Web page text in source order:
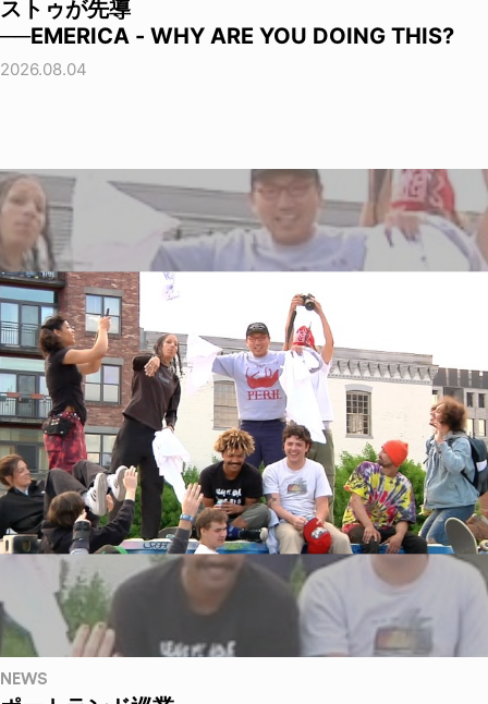
ストゥが先導
──EMERICA - WHY ARE YOU DOING THIS?
2026.08.04
NEWS